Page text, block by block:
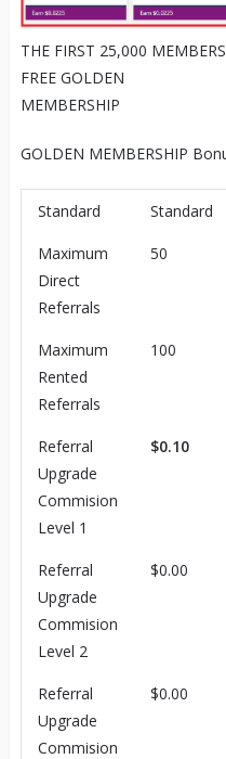
THE FIRST 25,000
FREE GOLDEN
MEMBERSHIP
GOLDEN MEMBERSHIP
Standard Standard
Maximum
Direct
Referrals
50
Maximum
Rented
Referrals
100
Referral
Upgrade
Commision
Level 1
$0.10
Referral
Upgrade
Commision
Level 2
$0.00
Referral
Upgrade
Commision
$0.00